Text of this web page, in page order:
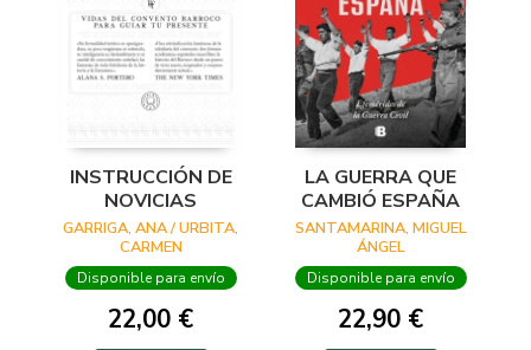
INSTRUCCIÓN DE
NOVICIAS
GARRIGA, ANA / URBITA,
CARMEN
Disponible para envío
22,00 €
LA GUERRA QUE
CAMBIÓ ESPAÑA
SANTAMARINA, MIGUEL
ÁNGEL
Disponible para envío
22,90 €